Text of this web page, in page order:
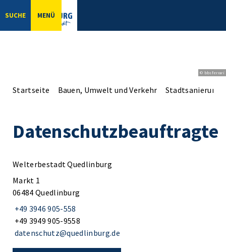
SUCHE MENÜ
© bbsferrari
Startseite Bauen, Umwelt und Verkehr Stadtsanierung
Datenschutzbeauftragte
Welterbestadt Quedlinburg
Markt 1
06484 Quedlinburg
+49 3946 905-558
+49 3949 905-9558
datenschutz@quedlinburg.de